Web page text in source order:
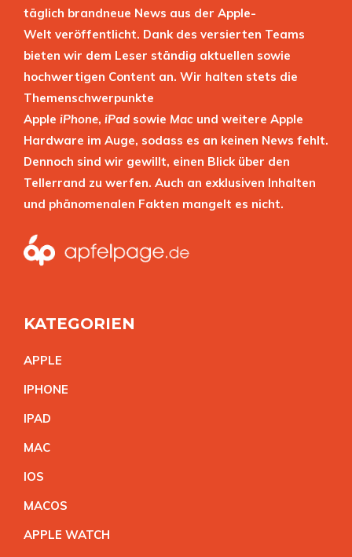
täglich brandneue News aus der Apple-
Welt veröffentlicht. Dank des versierten Teams
bieten wir dem Leser ständig aktuellen sowie
hochwertigen Content an. Wir halten stets die
Themenschwerpunkte
Apple iPhone, iPad sowie Mac und weitere Apple
Hardware im Auge, sodass es an keinen News fehlt.
Dennoch sind wir gewillt, einen Blick über den
Tellerrand zu werfen. Auch an exklusiven Inhalten
und phänomenalen Fakten mangelt es nicht.
KATEGORIEN
APPLE
IPHONE
IPAD
MAC
IOS
MACOS
APPLE WATCH